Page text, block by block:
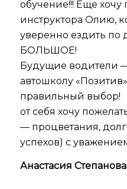
обучение!!! Еще хочу
инструктора Олию,
уверенно ездить
БОЛЬШОЕ!
Будущие водители
автошколу
правильный выбор!
от себя хочу
— процветания,
успехов) с
Анастасия Степанова